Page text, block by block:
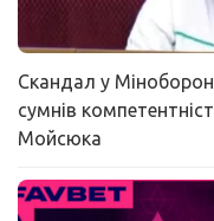
Скандал у
сумнів
Мойсюка